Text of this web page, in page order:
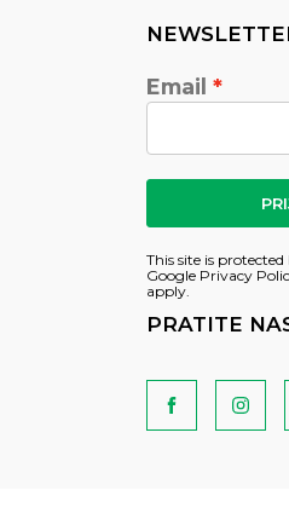
Email
This site is
Google Privacy
apply.
PRATITE